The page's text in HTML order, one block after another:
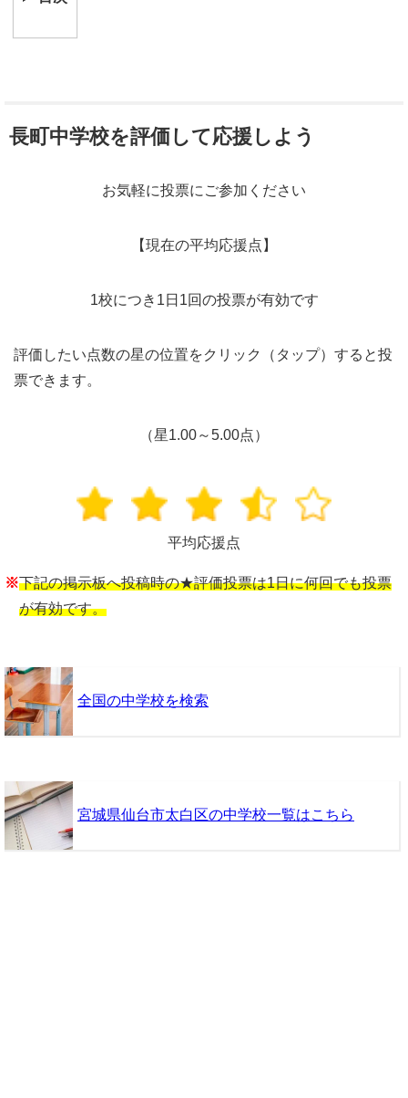
長町中学校を評価して応援しよう
お気軽に投票にご参加ください
【現在の平均応援点】
1校につき1日1回の投票が有効です
評価したい点数の星の位置をクリック（タップ）すると投
票できます。
（星1.00～5.00点）
平均応援点
※下記の掲示板へ投稿時の★評価投票は1日に何回でも投票
が有効です。
全国の中学校を検索
宮城県仙台市太白区の中学校一覧はこちら